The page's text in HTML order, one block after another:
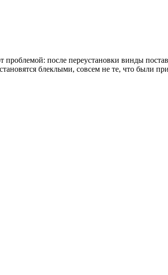
проблемой: после переустановки винды
блеклыми, совсем не те, что были